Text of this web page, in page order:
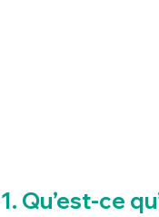
1. Qu’est-ce